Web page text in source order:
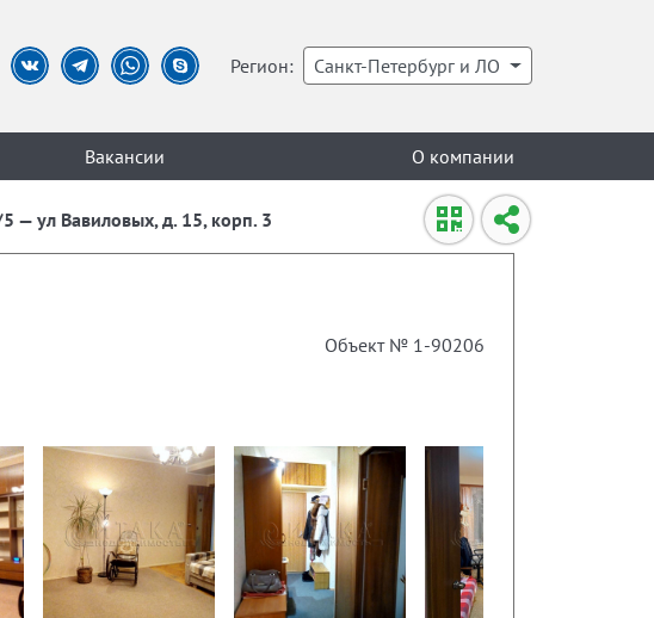
Регион: Санкт-Петербург и ЛО
Вакансии О компании
— ул Вавиловых, д. 15, корп. 3
Объект № 1-90206